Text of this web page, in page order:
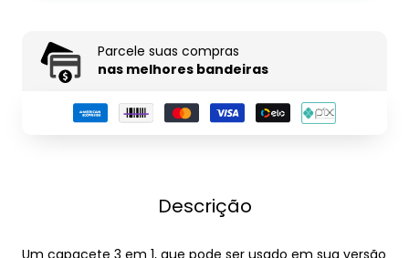
Parcele suas compras
nas melhores bandeiras
Descrição
Um capacete 3 em 1, que pode ser usado em sua versão